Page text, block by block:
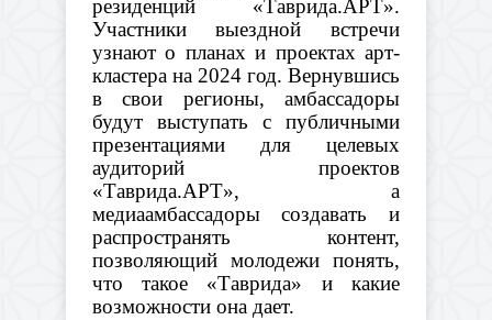
резиденций «Таврида.АРТ».
Участники выездной встречи
узнают о планах и проектах арт-
кластера на 2024 год. Вернувшись
в свои регионы, амбассадоры
будут выступать с публичными
презентациями для целевых
аудиторий проектов
«Таврида.АРТ», а
медиаамбассадоры создавать и
распространять контент,
позволяющий молодежи понять,
что такое «Таврида» и какие
возможности она дает.